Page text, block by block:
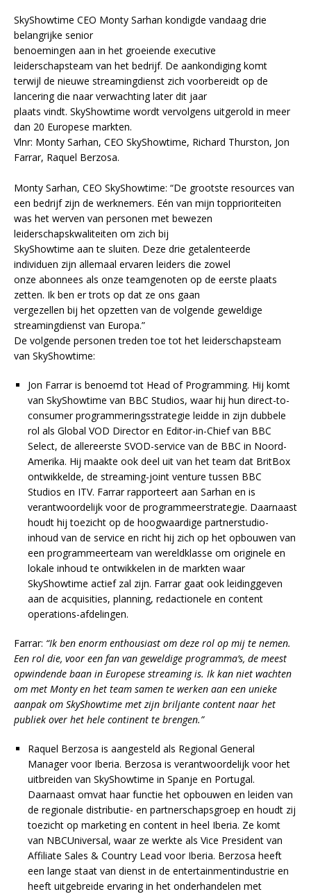
SkyShowtime CEO Monty Sarhan kondigde vandaag drie
belangrijke senior
benoemingen aan in het groeiende executive
leiderschapsteam van het bedrijf. De aankondiging komt
terwijl de nieuwe streamingdienst zich voorbereidt op de
lancering die naar verwachting later dit jaar
plaats vindt. SkyShowtime wordt vervolgens uitgerold in meer
dan 20 Europese markten.
Vlnr: Monty Sarhan, CEO SkyShowtime, Richard Thurston, Jon
Farrar, Raquel Berzosa.
Monty Sarhan, CEO SkyShowtime: “De grootste resources van
een bedrijf zijn de werknemers. Eén van mijn topprioriteiten
was het werven van personen met bewezen
leiderschapskwaliteiten om zich bij
SkyShowtime aan te sluiten. Deze drie getalenteerde
individuen zijn allemaal ervaren leiders die zowel
onze abonnees als onze teamgenoten op de eerste plaats
zetten. Ik ben er trots op dat ze ons gaan
vergezellen bij het opzetten van de volgende geweldige
streamingdienst van Europa.”
De volgende personen treden toe tot het leiderschapsteam
van SkyShowtime:
Jon Farrar is benoemd tot Head of Programming. Hij komt
van SkyShowtime van BBC Studios, waar hij hun direct-to-
consumer programmeringsstrategie leidde in zijn dubbele
rol als Global VOD Director en Editor-in-Chief van BBC
Select, de allereerste SVOD-service van de BBC in Noord-
Amerika. Hij maakte ook deel uit van het team dat BritBox
ontwikkelde, de streaming-joint venture tussen BBC
Studios en ITV. Farrar rapporteert aan Sarhan en is
verantwoordelijk voor de programmeerstrategie. Daarnaast
houdt hij toezicht op de hoogwaardige partnerstudio-
inhoud van de service en richt hij zich op het opbouwen van
een programmeerteam van wereldklasse om originele en
lokale inhoud te ontwikkelen in de markten waar
SkyShowtime actief zal zijn. Farrar gaat ook leidinggeven
aan de acquisities, planning, redactionele en content
operations-afdelingen.
Farrar: “Ik ben enorm enthousiast om deze rol op mij te nemen.
Een rol die, voor een fan van geweldige programma’s, de meest
opwindende baan in Europese streaming is. Ik kan niet wachten
om met Monty en het team samen te werken aan een unieke
aanpak om SkyShowtime met zijn briljante content naar het
publiek over het hele continent te brengen.”
Raquel Berzosa is aangesteld als Regional General
Manager voor Iberia. Berzosa is verantwoordelijk voor het
uitbreiden van SkyShowtime in Spanje en Portugal.
Daarnaast omvat haar functie het opbouwen en leiden van
de regionale distributie- en partnerschapsgroep en houdt zij
toezicht op marketing en content in heel Iberia. Ze komt
van NBCUniversal, waar ze werkte als Vice President van
Affiliate Sales & Country Lead voor Iberia. Berzosa heeft
een lange staat van dienst in de entertainmentindustrie en
heeft uitgebreide ervaring in het onderhandelen met